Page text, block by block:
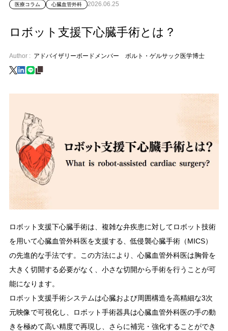
医療コラム 心臓血管外科 2026.06.25
ロボット支援下心臓手術とは？
Author : アドバイザリーボードメンバー ボルト・ゲルサック医学博士
X LINE📋
ロボット支援下心臓手術は、複雑な弁疾患に対してロボット技術
を用いて心臓血管外科医を支援する、低侵襲心臓手術（MICS）
の先進的な手法です。この方法により、心臓血管外科医は胸骨を
大きく切開する必要がなく、小さな切開から手術を行うことが可
能になります。
ロボット支援手術システムは心臓および周囲構造を高精細な3次
元映像で可視化し、ロボット手術器具は心臓血管外科医の手の動
きを極めて高い精度で再現し、さらに補完・強化することができ